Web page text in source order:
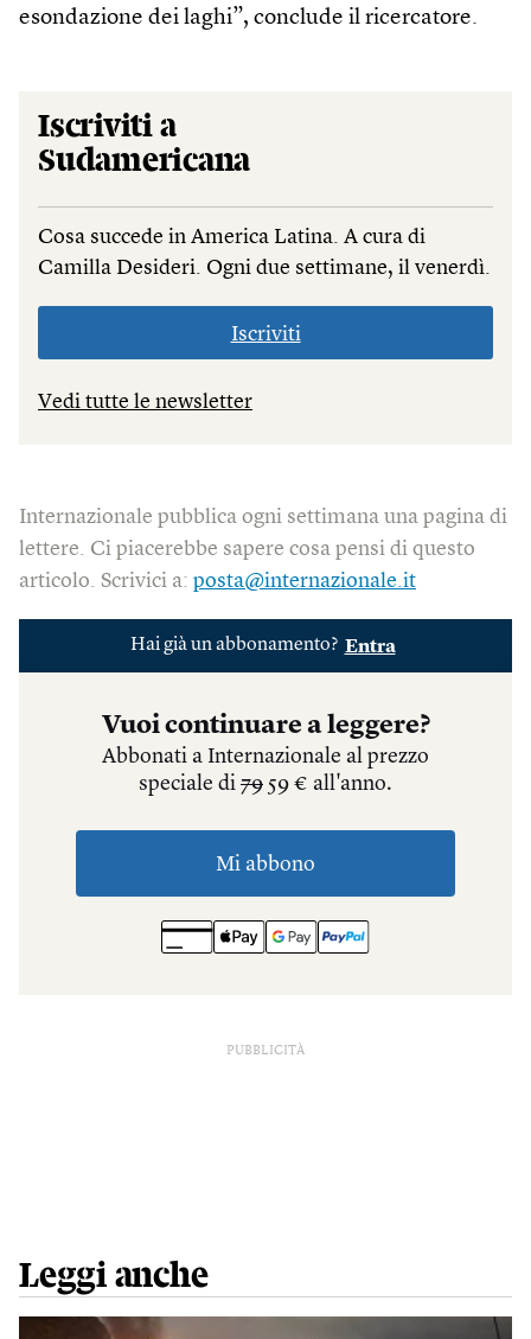
esondazione dei laghi”, conclude il ricercatore.
Iscriviti a
Sudamericana
Cosa succede in America Latina. A cura di
Camilla Desideri. Ogni due settimane, il venerdì.
Iscriviti
Vedi tutte le newsletter
Internazionale pubblica ogni settimana una pagina di
lettere. Ci piacerebbe sapere cosa pensi di questo
articolo. Scrivici a: posta@internazionale.it
PUBBLICITÀ
Leggi anche